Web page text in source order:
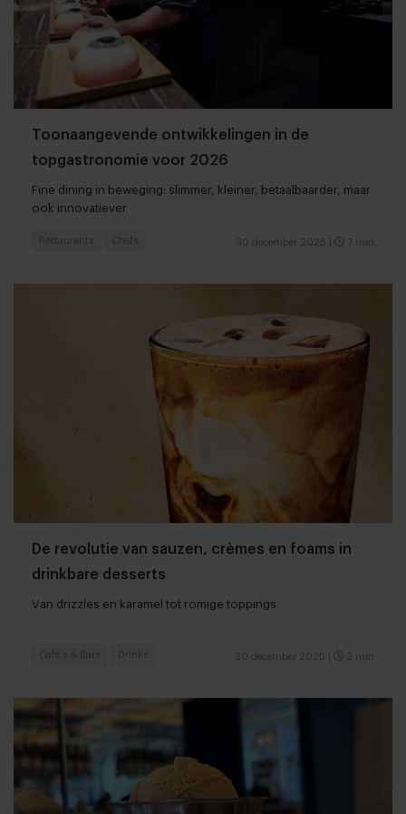
Toonaangevende ontwikkelingen in de
topgastronomie voor 2026
Fine dining in beweging: slimmer, kleiner, betaalbaarder, maar
ook innovatiever
30 december 2025 7 min
Restaurants Chefs
De revolutie van sauzen, crèmes en foams in
drinkbare desserts
Van drizzles en karamel tot romige toppings
30 december 2025 3 min
Café's & Bars Drinks